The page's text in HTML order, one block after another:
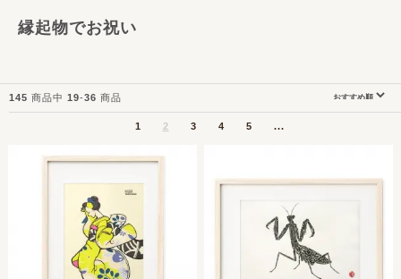
縁起物でお祝い
145 商品中 19-36 商品
1 2 3 4 5 ...